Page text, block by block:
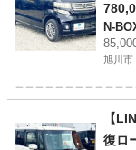
N-
旭川市
＿＿＿＿＿＿＿＿＿＿＿
【
復ロ